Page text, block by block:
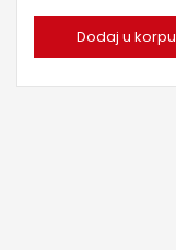
Dodaj u korpu